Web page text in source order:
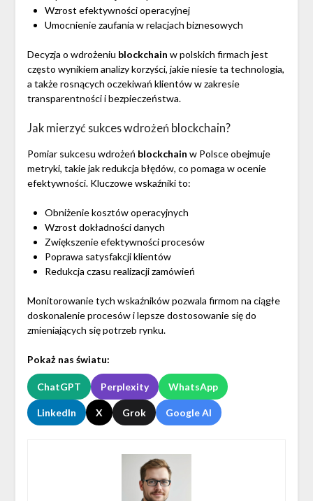
Wzrost efektywności operacyjnej
Umocnienie zaufania w relacjach biznesowych
Decyzja o wdrożeniu blockchain w polskich firmach jest
często wynikiem analizy korzyści, jakie niesie ta technologia,
a także rosnących oczekiwań klientów w zakresie
transparentności i bezpieczeństwa.
Jak mierzyć sukces wdrożeń blockchain?
Pomiar sukcesu wdrożeń blockchain w Polsce obejmuje
metryki, takie jak redukcja błędów, co pomaga w ocenie
efektywności. Kluczowe wskaźniki to:
Obniżenie kosztów operacyjnych
Wzrost dokładności danych
Zwiększenie efektywności procesów
Poprawa satysfakcji klientów
Redukcja czasu realizacji zamówień
Monitorowanie tych wskaźników pozwala firmom na ciągłe
doskonalenie procesów i lepsze dostosowanie się do
zmieniających się potrzeb rynku.
Pokaż nas światu:
ChatGPT Perplexity WhatsApp
LinkedIn X Grok Google AI